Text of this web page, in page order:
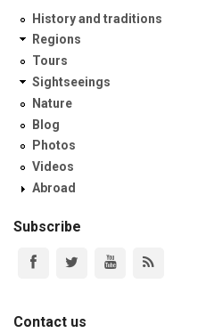
History and traditions
Regions
Tours
Sightseeings
Nature
Blog
Photos
Videos
Abroad
Subscribe
Contact us